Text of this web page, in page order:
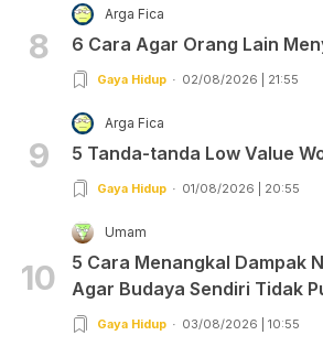
8
Arga Fica
6 Cara Agar Orang Lain
Gaya Hidup 02/08/2026 | 21:55
9
Arga Fica
5 Tanda-tanda Low Value
Gaya Hidup 01/08/2026 | 20:55
10
Umam
5 Cara Menangkal Dampak
Agar Budaya Sendiri Tidak
Gaya Hidup 03/08/2026 | 10:55